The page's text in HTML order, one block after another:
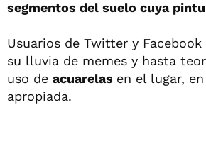
segmentos del suelo cuya
Usuarios de Twitter y
su lluvia de memes y hasta
uso de acuarelas en el lugar,
apropiada.